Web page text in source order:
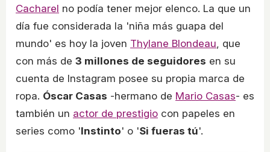
Cacharel no podía tener mejor elenco. La que un
día fue considerada la 'niña más guapa del
mundo' es hoy la joven Thylane Blondeau, que
con más de 3 millones de seguidores en su
cuenta de Instagram posee su propia marca de
ropa. Óscar Casas -hermano de Mario Casas- es
también un actor de prestigio con papeles en
series como 'Instinto' o 'Si fueras tú'.